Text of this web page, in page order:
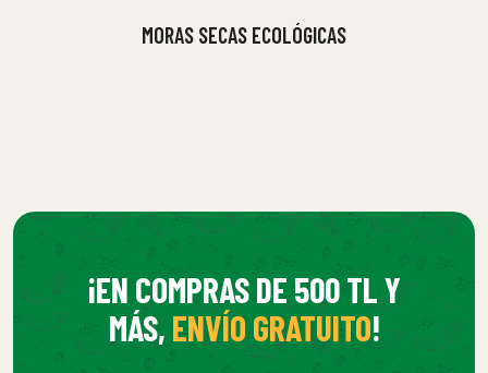
MORAS SECAS ECOLÓGICAS
¡EN COMPRAS DE 500 TL Y
MÁS, ENVÍO GRATUITO!